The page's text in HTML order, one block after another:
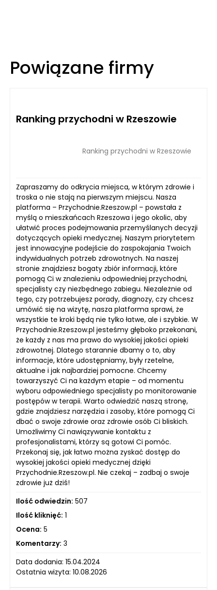
Powiązane firmy
Ranking przychodni w Rzeszowie
Ranking przychodni w Rzeszowie
Zapraszamy do odkrycia miejsca, w którym zdrowie i
troska o nie stają na pierwszym miejscu. Nasza
platforma – Przychodnie.Rzeszow.pl – powstała z
myślą o mieszkańcach Rzeszowa i jego okolic, aby
ułatwić proces podejmowania przemyślanych decyzji
dotyczących opieki medycznej. Naszym priorytetem
jest innowacyjne podejście do zaspokajania Twoich
indywidualnych potrzeb zdrowotnych. Na naszej
stronie znajdziesz bogaty zbiór informacji, które
pomogą Ci w znalezieniu odpowiedniej przychodni,
specjalisty czy niezbędnego zabiegu. Niezależnie od
tego, czy potrzebujesz porady, diagnozy, czy chcesz
umówić się na wizytę, nasza platforma sprawi, że
wszystkie te kroki będą nie tylko łatwe, ale i szybkie. W
Przychodnie.Rzeszow.pl jesteśmy głęboko przekonani,
że każdy z nas ma prawo do wysokiej jakości opieki
zdrowotnej. Dlatego starannie dbamy o to, aby
informacje, które udostępniamy, były rzetelne,
aktualne i jak najbardziej pomocne. Chcemy
towarzyszyć Ci na każdym etapie – od momentu
wyboru odpowiedniego specjalisty po monitorowanie
postępów w terapii. Warto odwiedzić naszą stronę,
gdzie znajdziesz narzędzia i zasoby, które pomogą Ci
dbać o swoje zdrowie oraz zdrowie osób Ci bliskich.
Umożliwimy Ci nawiązywanie kontaktu z
profesjonalistami, którzy są gotowi Ci pomóc.
Przekonaj się, jak łatwo można zyskać dostęp do
wysokiej jakości opieki medycznej dzięki
Przychodnie.Rzeszow.pl. Nie czekaj – zadbaj o swoje
zdrowie już dziś!
Ilość odwiedzin: 507
Ilość kliknięć: 1
Ocena: 5
Komentarzy: 3
Data dodania: 15.04.2024
Ostatnia wizyta: 10.08.2026